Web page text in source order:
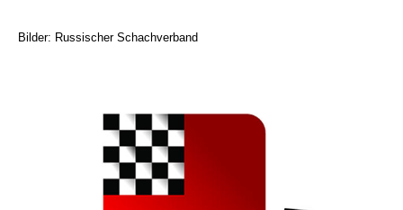
Bilder: Russischer Schachverband